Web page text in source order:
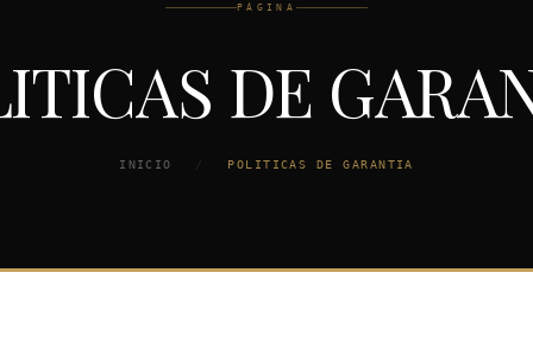
PÁGINA
DE
INICIO POLITICAS DE GARANTIA